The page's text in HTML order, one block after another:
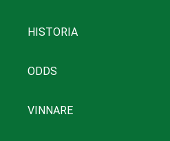
HISTORIA
ODDS
VINNARE